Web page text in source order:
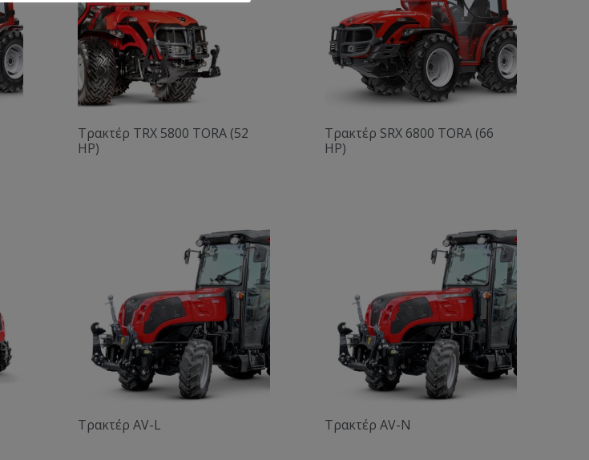
Τρακτέρ TRX 5800 TORA (52
HP)
Τρακτέρ SRX 6800 TORA (66
HP)
Τρακτέρ AV-L Τρακτέρ AV-N